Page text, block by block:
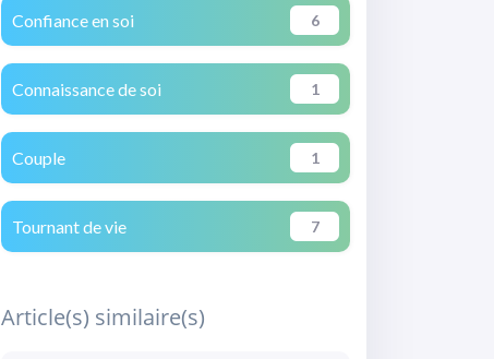
Confiance en soi 6
Connaissance de soi 1
Couple 1
Tournant de vie 7
Article(s) similaire(s)